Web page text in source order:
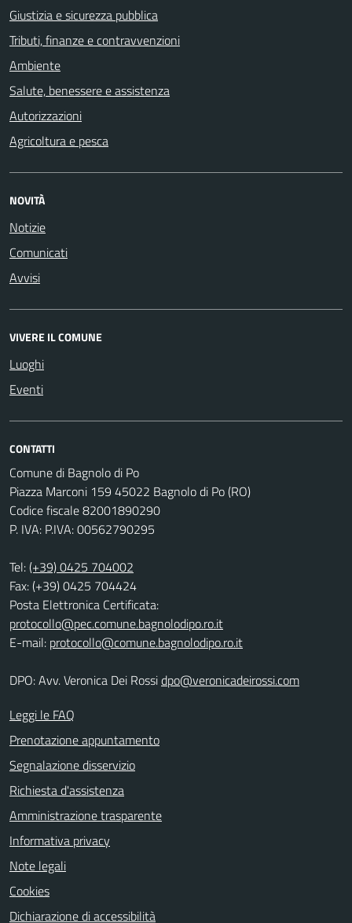
Giustizia e sicurezza pubblica
Tributi, finanze e contravvenzioni
Ambiente
Salute, benessere e assistenza
Autorizzazioni
Agricoltura e pesca
NOVITÀ
Notizie
Comunicati
Avvisi
VIVERE IL COMUNE
Luoghi
Eventi
CONTATTI
Comune di Bagnolo di Po
Piazza Marconi 159 45022 Bagnolo di Po (RO)
Codice fiscale 82001890290
P. IVA: P.IVA: 00562790295
Tel:(+39) 0425 704002
Fax: (+39) 0425 704424
Posta Elettronica Certificata:
protocollo@pec.comune.bagnolodipo.ro.it
E-mail: protocollo@comune.bagnolodipo.ro.it
DPO: Avv. Veronica Dei Rossidpo@veronicadeirossi.com
Leggi le FAQ
Prenotazione appuntamento
Segnalazione disservizio
Richiesta d'assistenza
Amministrazione trasparente
Informativa privacy
Note legali
Cookies
Dichiarazione di accessibilità